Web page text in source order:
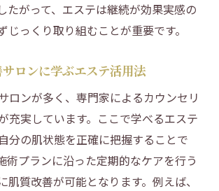
たがって、エステは継続が効果実感の
じっくり取り組むことが重要です。
ロンに学ぶエステ活用法
ロンが多く、専門家によるカウンセリ
充実しています。ここで学べるエステ
分の肌状態を正確に把握することで
術プランに沿った定期的なケアを行う
肌質改善が可能となります。例えば、